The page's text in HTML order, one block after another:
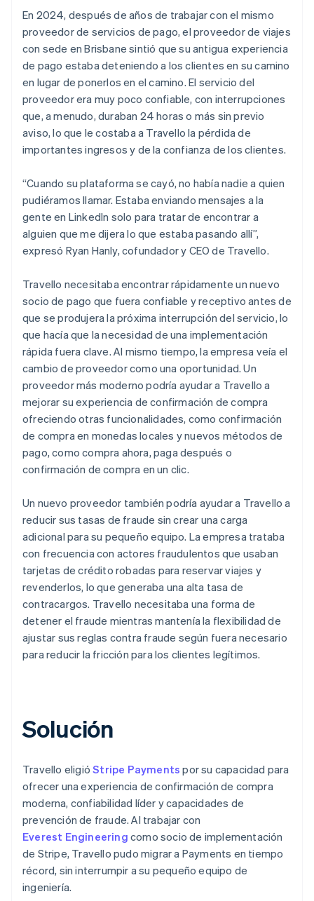
En 2024, después de años de trabajar con el mismo
proveedor de servicios de pago, el proveedor de viajes
con sede en Brisbane sintió que su antigua experiencia
de pago estaba deteniendo a los clientes en su camino
en lugar de ponerlos en el camino. El servicio del
proveedor era muy poco confiable, con interrupciones
que, a menudo, duraban 24 horas o más sin previo
aviso, lo que le costaba a Travello la pérdida de
importantes ingresos y de la confianza de los clientes.
“Cuando su plataforma se cayó, no había nadie a quien
pudiéramos llamar. Estaba enviando mensajes a la
gente en LinkedIn solo para tratar de encontrar a
alguien que me dijera lo que estaba pasando allí”,
expresó Ryan Hanly, cofundador y CEO de Travello.
Travello necesitaba encontrar rápidamente un nuevo
socio de pago que fuera confiable y receptivo antes de
que se produjera la próxima interrupción del servicio, lo
que hacía que la necesidad de una implementación
rápida fuera clave. Al mismo tiempo, la empresa veía el
cambio de proveedor como una oportunidad. Un
proveedor más moderno podría ayudar a Travello a
mejorar su experiencia de confirmación de compra
ofreciendo otras funcionalidades, como confirmación
de compra en monedas locales y nuevos métodos de
pago, como compra ahora, paga después o
confirmación de compra en un clic.
Un nuevo proveedor también podría ayudar a Travello a
reducir sus tasas de fraude sin crear una carga
adicional para su pequeño equipo. La empresa trataba
con frecuencia con actores fraudulentos que usaban
tarjetas de crédito robadas para reservar viajes y
revenderlos, lo que generaba una alta tasa de
contracargos. Travello necesitaba una forma de
detener el fraude mientras mantenía la flexibilidad de
ajustar sus reglas contra fraude según fuera necesario
para reducir la fricción para los clientes legítimos.
Solución
Travello eligióStripe Payments por su capacidad para
ofrecer una experiencia de confirmación de compra
moderna, confiabilidad líder y capacidades de
prevención de fraude. Al trabajar con
Everest Engineering como socio de implementación
de Stripe, Travello pudo migrar a Payments en tiempo
récord, sin interrumpir a su pequeño equipo de
ingeniería.